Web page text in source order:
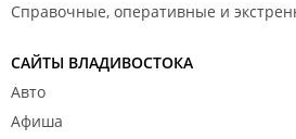
Справочные, оперативные и
САЙТЫ ВЛАДИВОСТОКА
Авто
Афиша